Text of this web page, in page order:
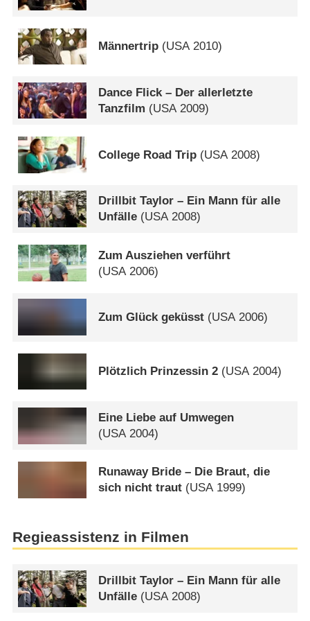
Männertrip (USA2010)
Dance Flick – Der allerletzte
Tanzfilm (USA2009)
College Road Trip (USA 2008)
Drillbit Taylor – Ein Mann für alle
Unfälle (USA2008)
Zum Ausziehen verführt
(USA 2006)
Zum Glück geküsst (USA2006)
Plötzlich Prinzessin 2 (USA2004)
Eine Liebe auf Umwegen
(USA2004)
Runaway Bride – Die Braut, die
sich nicht traut (USA1999)
Regieassistenz in Filmen
Drillbit Taylor – Ein Mann für alle
Unfälle (USA2008)